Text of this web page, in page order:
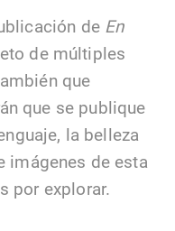
deEn
de múltiples
que
que se publique
la belleza
imágenes de esta
por explorar.